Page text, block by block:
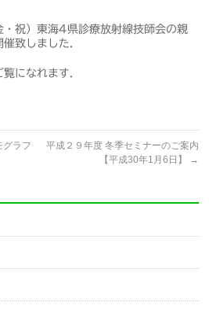
・祝）東海4県診療放射線技師会の親
致しました．
覧になれます．
グラフ
平成２９年度 冬季セミナーのご案内
【平成30年1月6日】
→